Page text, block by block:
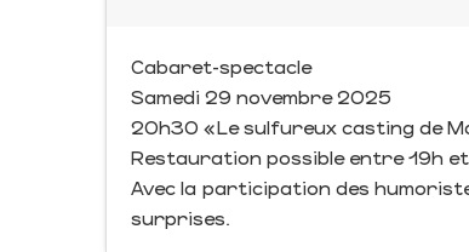
Cabaret-spectacle
Samedi 29 novembre 2025
20h30 « Le sulfureux casting de
Restauration possible entre 19h
Avec la participation des
surprises.